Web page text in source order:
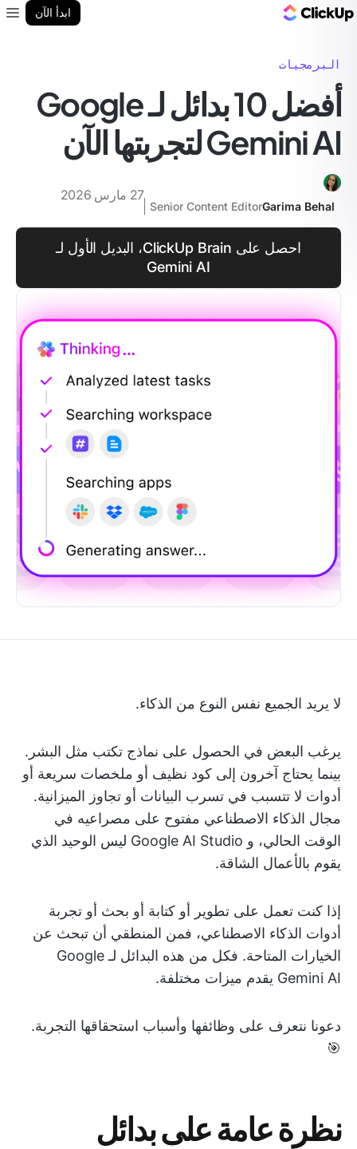
ابدأ الآن
البرمجيات
أفضل 10 بدائل لـ Google
Gemini AI لتجربتها الآن
Garima Behal
Senior Content Editor
27 مارس 2026
احصل على ClickUp Brain، البديل الأول لـ
Gemini AI
لا يريد الجميع نفس النوع من الذكاء.
يرغب البعض في الحصول على نماذج تكتب مثل البشر.
بينما يحتاج آخرون إلى كود نظيف أو ملخصات سريعة أو
أدوات لا تتسبب في تسرب البيانات أو تجاوز الميزانية.
مجال الذكاء الاصطناعي مفتوح على مصراعيه في
الوقت الحالي، و Google AI Studio ليس الوحيد الذي
يقوم بالأعمال الشاقة.
إذا كنت تعمل على تطوير أو كتابة أو بحث أو تجربة
أدوات الذكاء الاصطناعي، فمن المنطقي أن تبحث عن
الخيارات المتاحة. فكل من هذه البدائل لـ Google
Gemini AI يقدم ميزات مختلفة.
دعونا نتعرف على وظائفها وأسباب استحقاقها التجربة.
🎯
نظرة عامة على بدائل